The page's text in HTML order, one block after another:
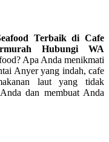
Terbaik di Cafe
Hubungi WA
Apa Anda menikmati
Anyer yang indah, cafe
laut yang tidak
dan membuat Anda